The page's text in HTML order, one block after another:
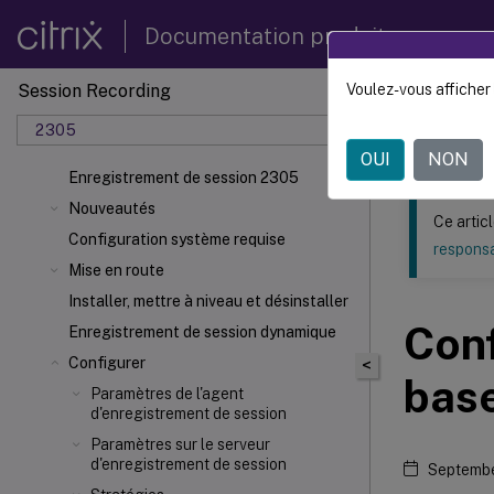
Documentation produit
Session Recording
2305
Enregistrement de session 2305
Nouveautés
Configuration système requise
Mise en route
Installer, mettre à niveau et désinstaller
Enregistrement de session dynamique
Configurer
Paramètres de l'agent
d'enregistrement de session
Paramètres sur le serveur
d'enregistrement de session
Ce contenu a
<
Ce
Voulez-vous
OUI NON